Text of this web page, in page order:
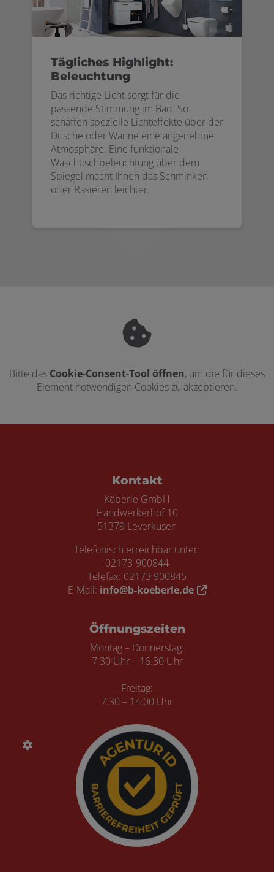
Tägliches Highlight:
Beleuchtung
Das richtige Licht sorgt für die
passende Stimmung im Bad. So
schaffen spezielle Lichteffekte über der
Dusche oder Wanne eine angenehme
Atmosphäre. Eine funktionale
Waschtischbeleuchtung über dem
Spiegel macht Ihnen das Schminken
oder Rasieren leichter.
Bitte das Cookie-Consent-Tool öffnen, um die für dieses
Element notwendigen Cookies zu akzeptieren.
Kontakt
Köberle GmbH
Handwerkerhof 10
51379 Leverkusen
Telefonisch erreichbar unter:
02173-900844
Telefax: 02173 900845
E-Mail: info@b-koeberle.de
Öffnungszeiten
Montag – Donnerstag:
7.30 Uhr – 16.30 Uhr
Freitag:
7:30 – 14:00 Uhr